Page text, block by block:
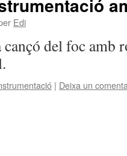
Edi
del foc amb
| Deixa un